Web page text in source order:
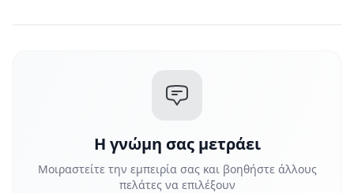
Η γνώμη σας μετράει
Μοιραστείτε την εμπειρία σας και βοηθήστε άλλους
πελάτες να επιλέξουν